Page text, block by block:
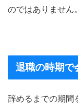
のではありません。
退職の時期で
辞めるまでの期間